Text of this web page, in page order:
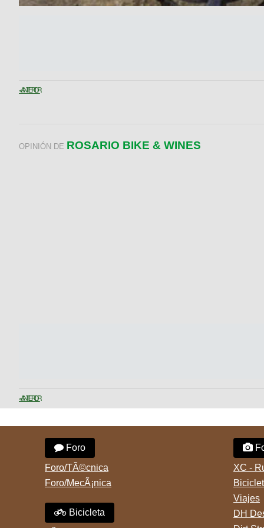
< ANTERIOR
OPINIÓN DE ROSARIO BIKE & WINES
< ANTERIOR
Foro
Foro/TÃ©cnica
Foro/MecÃ¡nica
Bicicleta
XC -
Viajes
DH